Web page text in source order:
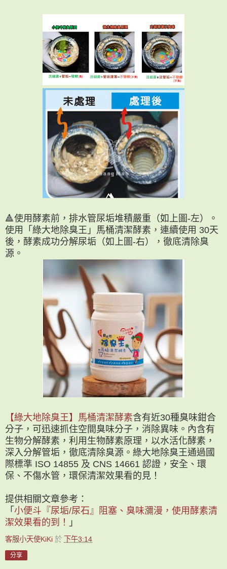
🔺使用酵素前，排水管尿垢堆積嚴重（如上圖-左）。
使用「綠大地除臭王」馬桶清潔酵素，連續使用 30天
後，酵素成功分解尿垢（如上圖-右），徹底清除臭
源。
【綠大地除臭王】馬桶清潔酵素含有近30種臭味鉗合
分子，可迅速抓住空間臭味分子，消除異味。內含有
生物分解酵素，利用生物酵素原理，以水活化酵素，
深入分解管垢，徹底清除臭源。綠大地除臭王通過國
際標準 ISO 14855 及 CNS 14661 認證，安全、環
保、不傷水管，環保清潔效果看的見！
提供相關文章參考：
「 小便斗『尿垢/尿石』阻塞、臭味瀰漫，使用酵素清
潔效果看的到！
」
客服小天使KiKi 於 下午3:14
分享